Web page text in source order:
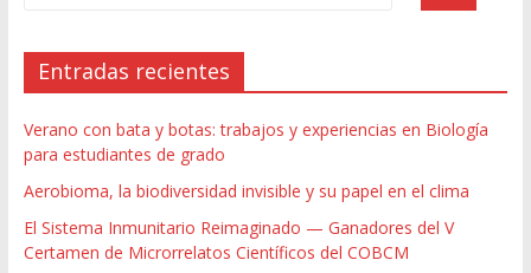
Entradas recientes
Verano con bata y botas: trabajos y experiencias en Biología
para estudiantes de grado
Aerobioma, la biodiversidad invisible y su papel en el clima
El Sistema Inmunitario Reimaginado — Ganadores del V
Certamen de Microrrelatos Científicos del COBCM